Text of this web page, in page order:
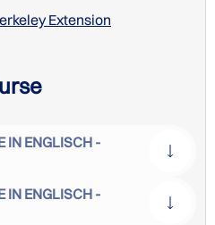
Extension
IN ENGLISCH -
IN ENGLISCH -